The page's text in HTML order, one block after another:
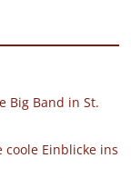
Big Band in St.
Einblicke ins